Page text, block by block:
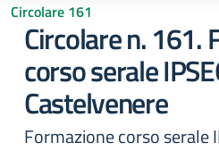
Circolare 161
Circolare n. 161.
corso serale
Castelvenere
Formazione corso serale